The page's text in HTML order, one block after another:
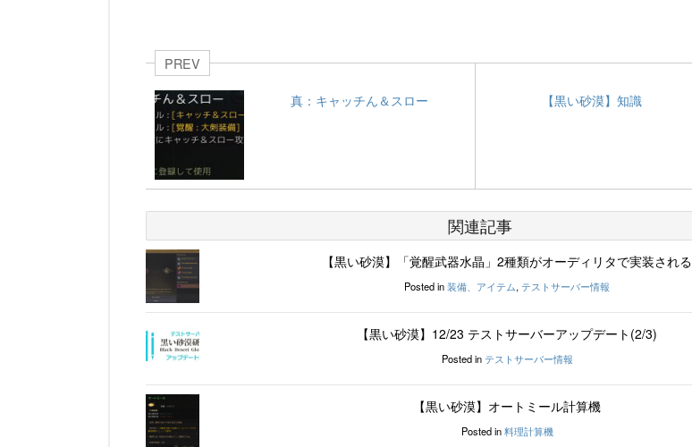
PREV
真：キャッチん＆スロー
【黒い砂漠】知識
関連記事
【黒い砂漠】「覚醒武器水晶」2種類がオーディリタで実装される
Posted in装備、アイテム, テストサーバー情報
【黒い砂漠】12/23 テストサーバーアップデート(2/3)
Posted inテストサーバー情報
【黒い砂漠】オートミール計算機
Posted in料理計算機